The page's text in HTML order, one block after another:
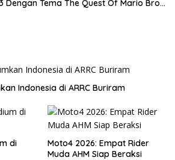
Dengan Tema The Quest Of Mario Bros
Indonesia di ARRC Buriram
di
Moto4 2026: Empat Rider
Muda AHM Siap Beraksi